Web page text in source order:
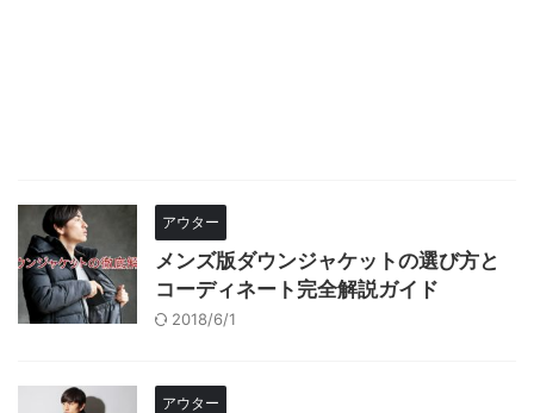
アウター
メンズ版ダウンジャケットの選び方と
コーディネート完全解説ガイド
2018/6/1
アウター